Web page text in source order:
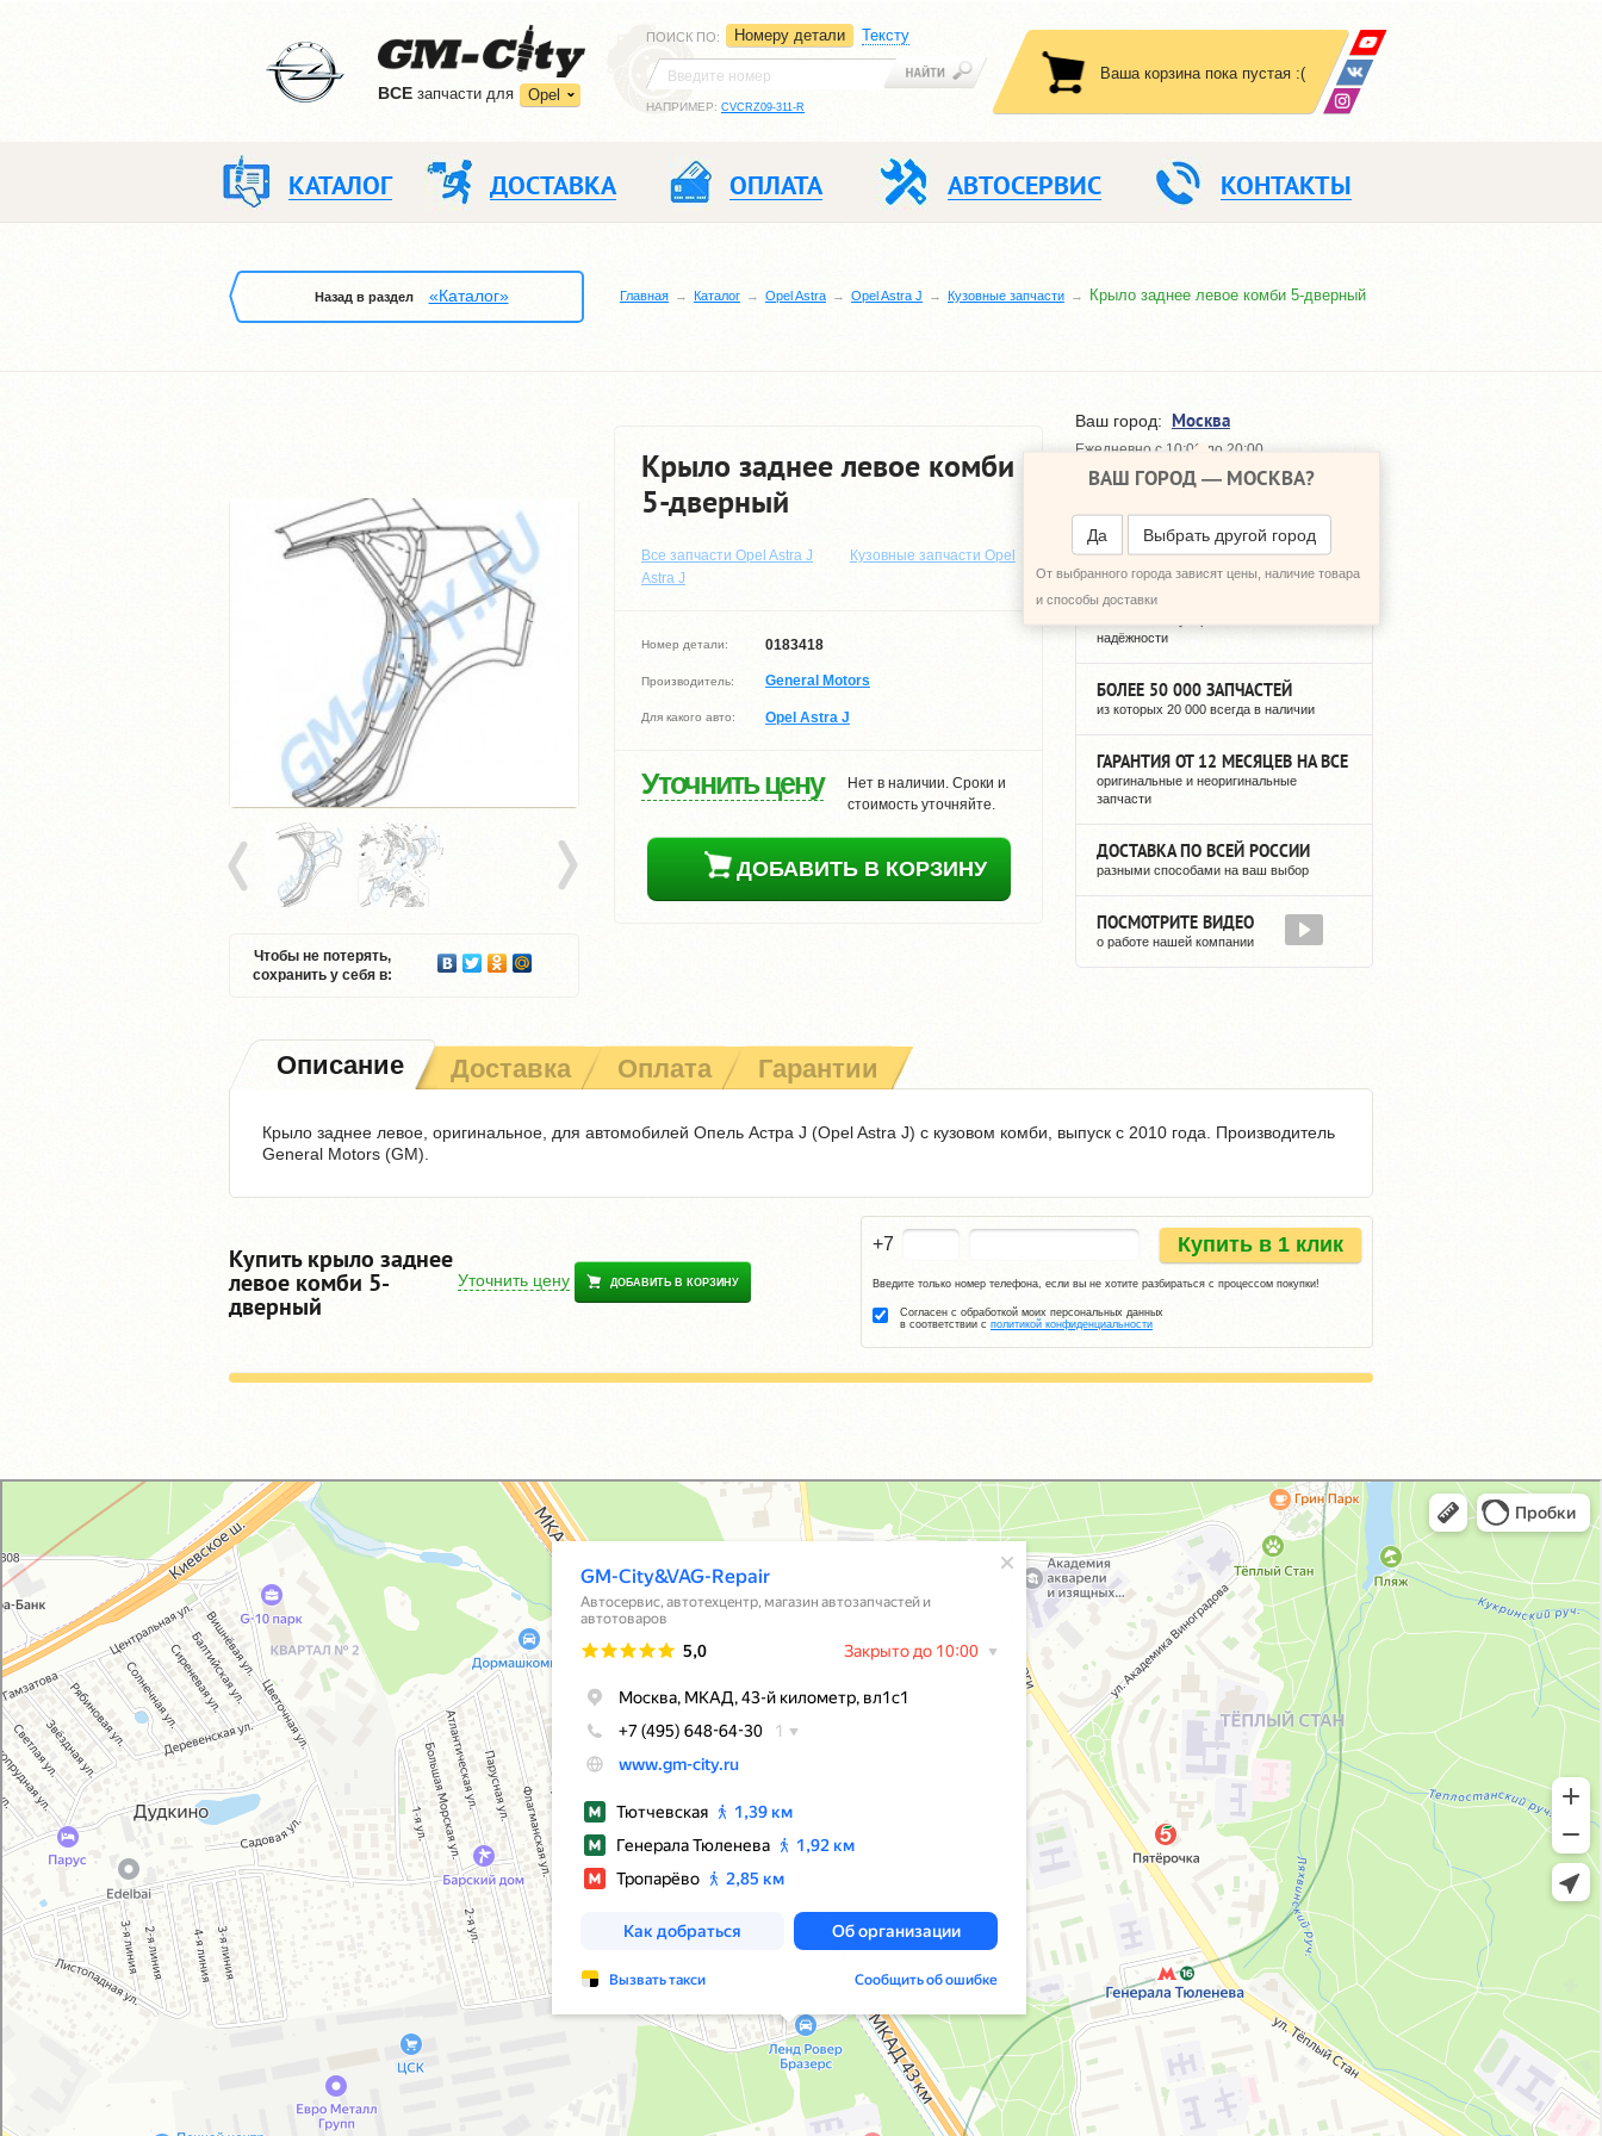
ВCE запчасти для Opel
ПОИСК ПО: Номеру детали Тексту
НАПРИМЕР: CVCRZ09-311-R
Ваша корзина пока пустая :(
КАТАЛОГ ДОСТАВКА ОПЛАТА АВТОСЕРВИС КОНТАКТЫ
Назад в раздел «Каталог» Главная Каталог Opel Astra Opel Astra J Кузовные запчасти Крыло заднее левое комби 5-дверный
Крыло заднее левое комби
5-дверный
Все запчасти Opel Astra J
Кузовные запчасти Opel
Astra J
Чтобы не потерять,
сохранить у себя в:
Номер детали: 0183418
Производитель: General Motors
Для какого авто: Opel Astra J
Уточнить цену
Нет в наличии. Сроки и
стоимость уточняйте.
ДОБАВИТЬ В КОРЗИНУ
Ваш город: Москва
ВАШ ГОРОД — МОСКВА?
Да Выбрать другой город
От выбранного города зависят цены, наличие товара
и способы доставки
ПЕРЕЗВОНИТЬ МНЕ
Ежедневно с 10:00 до 20:00
+7 (495) 648-64-30
12 ЛЕТ РЕГУЛЯРНЫХ ПОСТАВОК
надёжности
БОЛЕЕ 50 000 ЗАПЧАСТЕЙ
из которых 20 000 всегда в наличии
ГАРАНТИЯ ОТ 12 МЕСЯЦЕВ НА ВСЕ
оригинальные и неоригинальные
запчасти
ДОСТАВКА ПО ВСЕЙ РОССИИ
разными способами на ваш выбор
ПОСМОТРИТЕ ВИДЕО
о работе нашей компании
Описание Доставка Оплата Гарантии
Крыло заднее левое, оригинальное, для автомобилей Опель Астра J (Opel Astra J) с кузовом комби, выпуск с 2010 года. Производитель
General Motors (GM).
Купить крыло заднее
левое комби 5-
дверный
Уточнить цену ДОБАВИТЬ В КОРЗИНУ
+7 Купить в 1 клик
Введите только номер телефона, если вы не хотите разбираться с процессом покупки!
Согласен с обработкой моих персональных данных
в соответствии с политикой конфиденциальности
GM-City&VAG-Repair
Автосервис, автотехцентр в Москве
Магазин автозапчастей и автотоваров в Москве